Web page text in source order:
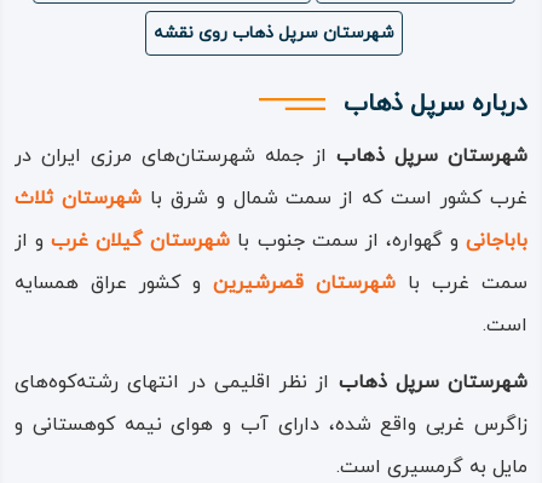
شهرستان سرپل ذهاب روی نقشه
درباره سرپل ذهاب
شهرستان سرپل‌ ذهاب از جمله شهرستان‌های مرزی ایران در
غرب کشور است که از سمت شمال و شرق باشهرستان‌ ثلاث
باباجانیو گهواره، از سمت جنوب با شهرستان گیلان‌ غربو از
سمت غرب با شهرستان قصرشیرین و کشور عراق همسایه
است.
شهرستان سرپل‌ ذهاب از نظر اقلیمی در انتهای رشته‌کوه‌های
زاگرس غربی واقع شده، دارای آب‌ و هوای نیمه‌ کوهستانی و
مایل به گرمسیری است.